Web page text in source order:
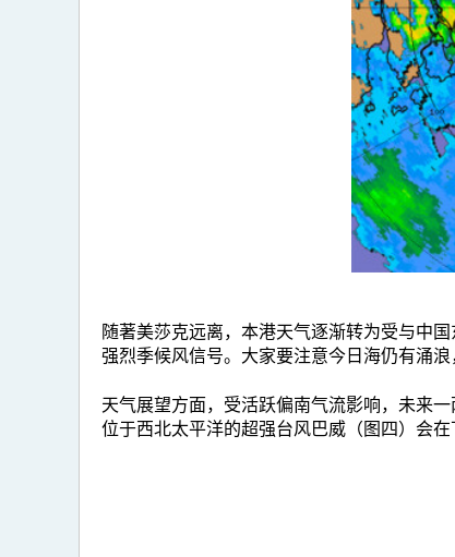
随著美莎克远离，本港天气逐渐转为受与中
强烈季候风信号。大家要注意今日海仍有涌浪
天气展望方面，受活跃偏南气流影响，未来
位于西北太平洋的超强台风巴威（图四）会